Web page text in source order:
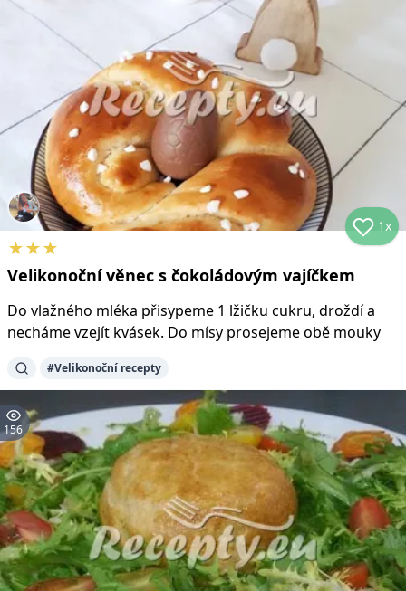
1x
★★★
Velikonoční věnec s čokoládovým vajíčkem
Do vlažného mléka přisypeme 1 lžičku cukru, droždí a
necháme vzejít kvásek. Do mísy prosejeme obě mouky
#Velikonoční recepty
156